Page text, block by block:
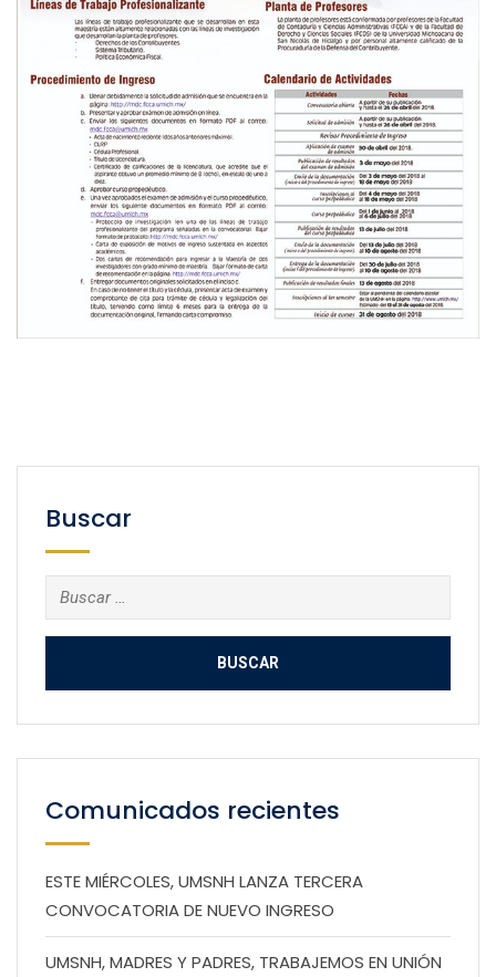
Buscar
Buscar:
Comunicados recientes
ESTE MIÉRCOLES, UMSNH LANZA TERCERA
CONVOCATORIA DE NUEVO INGRESO
UMSNH, MADRES Y PADRES, TRABAJEMOS EN UNIÓN